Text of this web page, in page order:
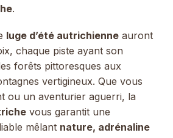
.
luge d’été autrichienne auront
chaque piste ayant son
forêts pittoresques aux
vertigineux. Que vous
ou un aventurier aguerri, la
vous garantit une
mêlant nature, adrénaline